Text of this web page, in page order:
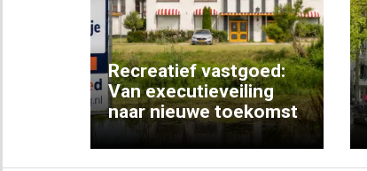
Previous
Recreatief vastgoed:
Van executieveiling
naar nieuwe toekomst